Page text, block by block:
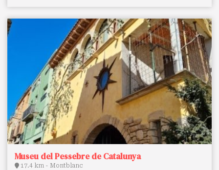
Museu del Pessebre de Catalunya
17.4 km - Montblanc